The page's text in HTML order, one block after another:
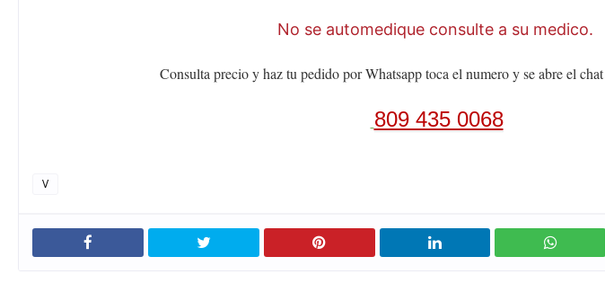
No se automedique consulte a su medico.
Consulta precio y haz tu pedido por Whatsapp toca el numero y se abre el chat
809 435 0068
V